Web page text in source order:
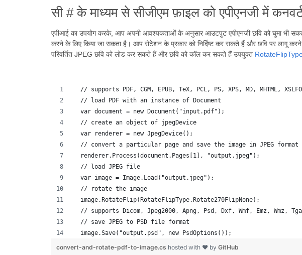
सी # के माध्यम से सीजीएम फ़ाइल को एपीएनजी में
एपीआई का उपयोग करके, आप अपनी आवश्यकताओं के अनुसार आउटपुट एपीएनजी छवि को घुमा भी
करने के लिए किया जा सकता है। आप रोटेशन के प्रकार को निर्दिष्ट कर सकते हैं और छवि पर लागू
परिवर्तित JPEG छवि को लोड कर सकते हैं और छवि को कॉल कर सकते हैं उपयुक्त
// supports PDF, CGM, EPUB, TeX, PCL, PS, XPS, MD, MHTML,
  // load PDF with an instance of Document
  var document = new Document("input.pdf");
  // create an object of jpegDevice
  var renderer = new JpegDevice();
  // convert a particular page and save the image in JPEG format
  renderer.Process(document.Pages[1], "output.jpeg");
  // load JPEG file
  var image = Image.Load("output.jpeg");
  // rotate the image
  image.RotateFlip(RotateFlipType.Rotate270FlipNone);
// supports Dicom, Jpeg2000, Apng, Psd, Dxf, Wmf, Emz, Wmz,
  // save JPEG to PSD file format
  image.Save("output.psd", new PsdOptions());
convert-and-rotate-pdf-to-image.cs hosted with ❤ by GitHub